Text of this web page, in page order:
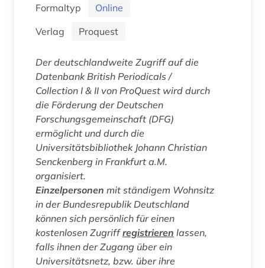
Formaltyp
Online
Verlag
Proquest
Der deutschlandweite Zugriff auf die
Datenbank British Periodicals /
Collection I & II von ProQuest wird durch
die Förderung der Deutschen
Forschungsgemeinschaft (DFG)
ermöglicht und durch die
Universitätsbibliothek Johann Christian
Senckenberg in Frankfurt a.M.
organisiert.
Einzelpersonen mit ständigem Wohnsitz
in der Bundesrepublik Deutschland
können sich persönlich für einen
kostenlosen Zugriffregistrieren lassen,
falls ihnen der Zugang über ein
Universitätsnetz, bzw. über ihre